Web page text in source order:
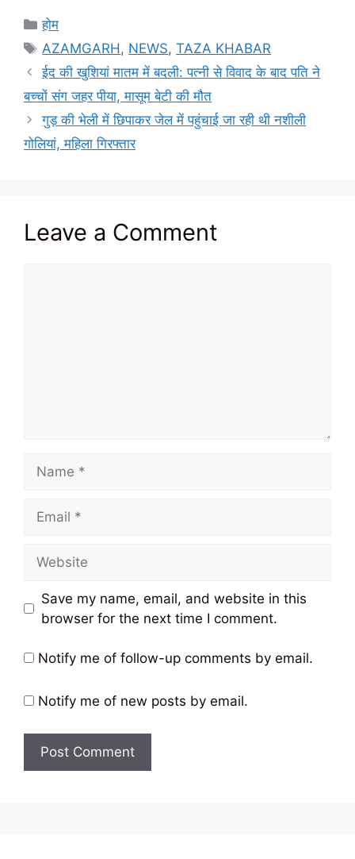
Categories
होम
Tags
AZAMGARH , NEWS,TAZA KHABAR
ईद की खुशियां मातम में बदली: पत्नी से विवाद के बाद पति ने
बच्चों संग जहर पीया, मासूम बेटी की मौत
गुड़ की भेली में छिपाकर जेल में पहुंचाई जा रही थी नशीली
गोलियां, महिला गिरफ्तार
Leave a Comment
Save my name, email, and website in this
browser for the next time I comment.
Notify me of follow-up comments by email.
Notify me of new posts by email.